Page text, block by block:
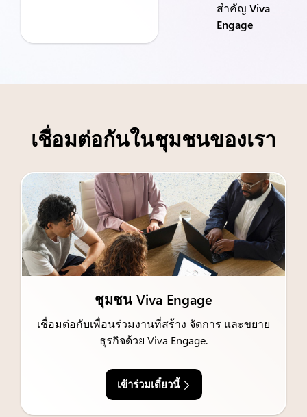
สำคัญ Viva
Engage
เชื่อมต่อกันในชุมชนของเรา
ชุมชน Viva Engage
เชื่อมต่อกับเพื่อนร่วมงานที่สร้าง จัดการ และขยาย
ธุรกิจด้วย Viva Engage.
เข้าร่วมเดี๋ยวนี้